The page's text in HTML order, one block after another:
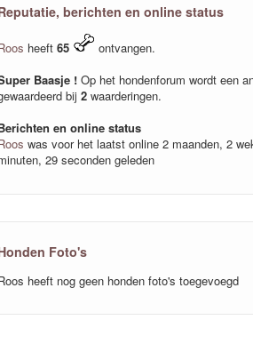
berichten en online status
heeft 65
ontvangen.
Baasje ! Op het hondenforum wordt een
bij 2 waarderingen.
en online status
was voor het laatst online 2 maanden, 2
29 seconden geleden
Foto's
heeft nog geen honden foto's toegevoegd